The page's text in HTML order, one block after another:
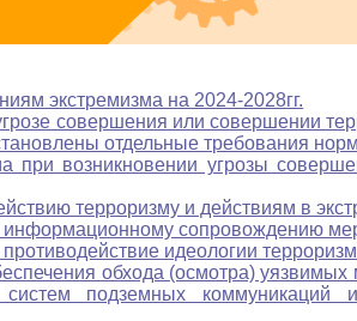
экстремизма на 2024-2028гг.
совершения или совершении
отдельные требования
при возникновении угрозы
терроризму и действиям в
сопровождению
идеологии
обхода (осмотра) уязвимых
подземных коммуникаций и